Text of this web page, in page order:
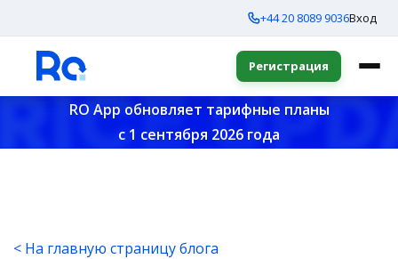
+44 20 8089 9036Вход
Регистрация
RO App обновляет тарифные планы
с 1 сентября 2026 года
< На главную страницу блога